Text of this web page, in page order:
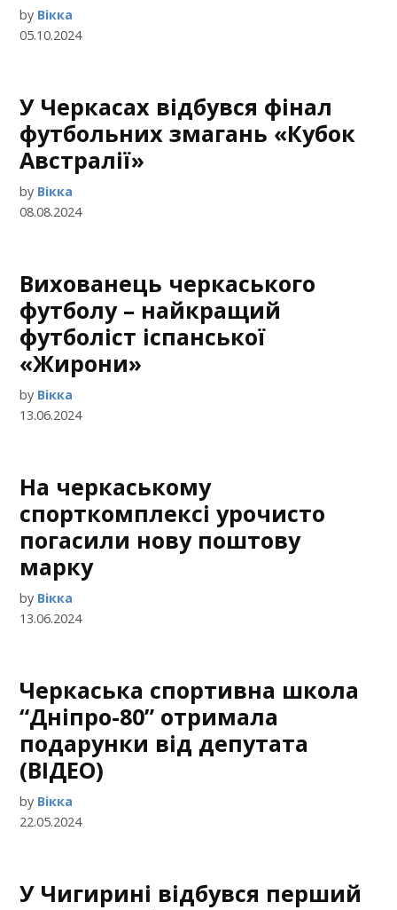
by Вікка
05.10.2024
У Черкасах відбувся фінал
футбольних змагань «Кубок
Австралії»
by Вікка
08.08.2024
Вихованець черкаського
футболу – найкращий
футболіст іспанської
«Жирони»
by Вікка
13.06.2024
На черкаському
спорткомплексі урочисто
погасили нову поштову
марку
by Вікка
13.06.2024
Черкаська спортивна школа
“Дніпро-80” отримала
подарунки від депутата
(ВІДЕО)
by Вікка
22.05.2024
У Чигирині відбувся перший